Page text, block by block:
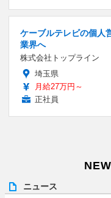
ケーブルテレビの個人
業界へ
株式会社トップライン
埼玉県
月給27万円～
正社員
ニュース